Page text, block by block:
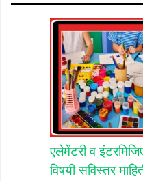
एलेमेंटरी व
विषयी सविस्तर